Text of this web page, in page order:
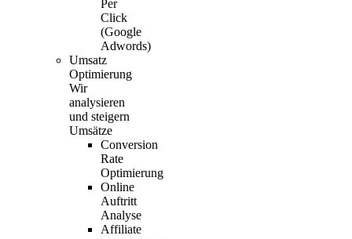
Per
Click
(Google
Adwords)
Umsatz
Optimierung
Wir
analysieren
und steigern
Umsätze
Conversion
Rate
Optimierung
Online
Auftritt
Analyse
Affiliate